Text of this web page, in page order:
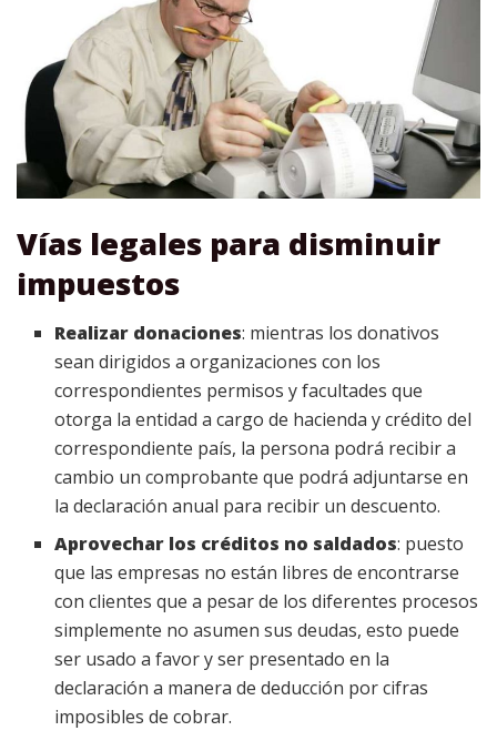
Vías legales para disminuir
impuestos
Realizar donaciones: mientras los donativos
sean dirigidos a organizaciones con los
correspondientes permisos y facultades que
otorga la entidad a cargo de hacienda y crédito del
correspondiente país, la persona podrá recibir a
cambio un comprobante que podrá adjuntarse en
la declaración anual para recibir un descuento.
Aprovechar los créditos no saldados: puesto
que las empresas no están libres de encontrarse
con clientes que a pesar de los diferentes procesos
simplemente no asumen sus deudas, esto puede
ser usado a favor y ser presentado en la
declaración a manera de deducción por cifras
imposibles de cobrar.